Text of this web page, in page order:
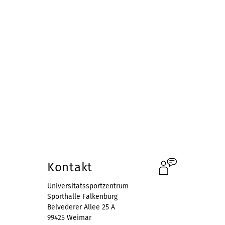
Kontakt
Universitätssportzentrum
Sporthalle Falkenburg
Belvederer Allee 25 A
99425 Weimar